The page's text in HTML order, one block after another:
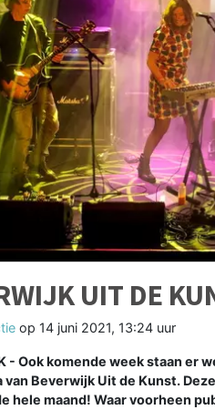
UIT DE
op 14 juni 2021, 13:24 uur
- Ook komende week staan
van Beverwijk Uit de Kunst.
hele maand! Waar voorheen